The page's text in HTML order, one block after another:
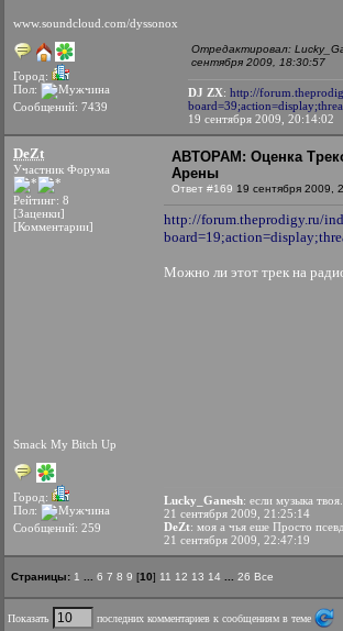
www.soundcloud.com/dyssonox
Город:
Пол:
Сообщений: 7439
Отредактировал:
сентября 2009, 18:30:57
DJ ZX: http://
19 сентября 2009, 20:14:02
DeZt
Участник Форума
Рейтинг: 8
[Заценки]
[Комментарии]
Smack My Bitch Up
Город:
Пол:
Сообщений: 259
АВТОРАМ: Оценка
Арены
Ответ #169 19 сентября 2009,
http://forum.theprodigy.ru/
Можно ли этот трек на
Lucky_Ganesh: если музыка
21 сентября 2009, 21:25:14
DeZt: моя а чья еше Просто
21 сентября 2009, 22:47:19
Страницы: 1 6 7 8 9 [10] 11 12 13 14 26 Все
Показать последних комментариев к сообщениям в теме